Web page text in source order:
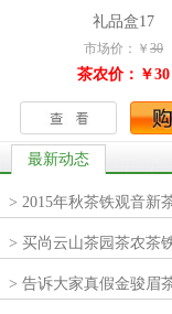
礼品盒17
市场价：￥ 30
茶农价：￥30
最新动态
> 2015年秋茶铁观音新
> 买尚云山茶园茶农茶
> 告诉大家真假金骏眉